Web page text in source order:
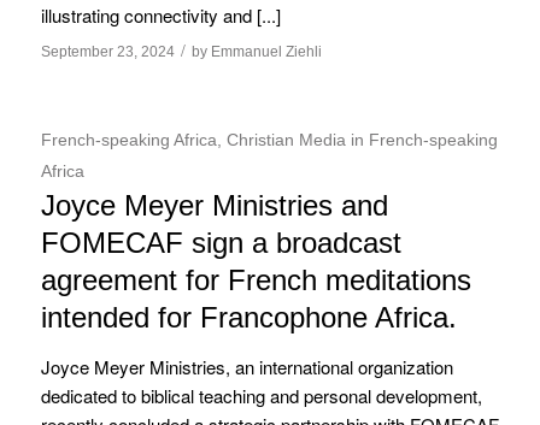
illustrating connectivity and [...]
September 23, 2024 / by Emmanuel Ziehli
French-speaking Africa Christian Media in French-speaking
Africa
Joyce Meyer Ministries and
FOMECAF sign a broadcast
agreement for French meditations
intended for Francophone Africa.
Joyce Meyer Ministries, an international organization
dedicated to biblical teaching and personal development,